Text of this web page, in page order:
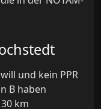
und kein PPR
B haben
km